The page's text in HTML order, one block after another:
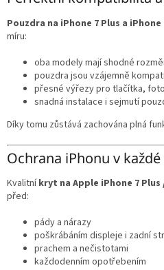
Pouzdra na iPhone 7 Plus a iPhone
míru:
oba modely mají shodné
pouzdra jsou vzájemně
přesné výřezy pro tlačítka,
snadná instalace i sejmutí
Díky tomu zůstává zachována plná
Ochrana iPhonu v
Kvalitníkryt na Apple iPhone 7 Plus
před:
pády a nárazy
poškrábáním displeje i zadní
prachem a nečistotami
každodenním opotřebením